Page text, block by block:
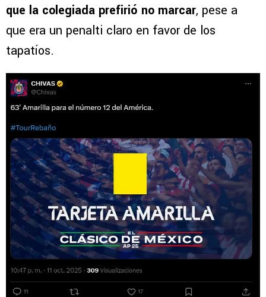
que la colegiada prefirió no marcar, pese a
que era un penalti claro en favor de los
tapatíos.